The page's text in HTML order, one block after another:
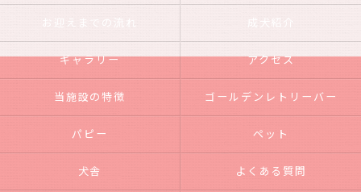
お迎えまでの流れ 成犬紹介
ギャラリー アクセス
当施設の特徴 ゴールデンレトリーバー
パピー ペット
犬舎 よくある質問